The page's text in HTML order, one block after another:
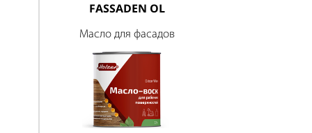
FASSADEN OL
Масло для фасадов